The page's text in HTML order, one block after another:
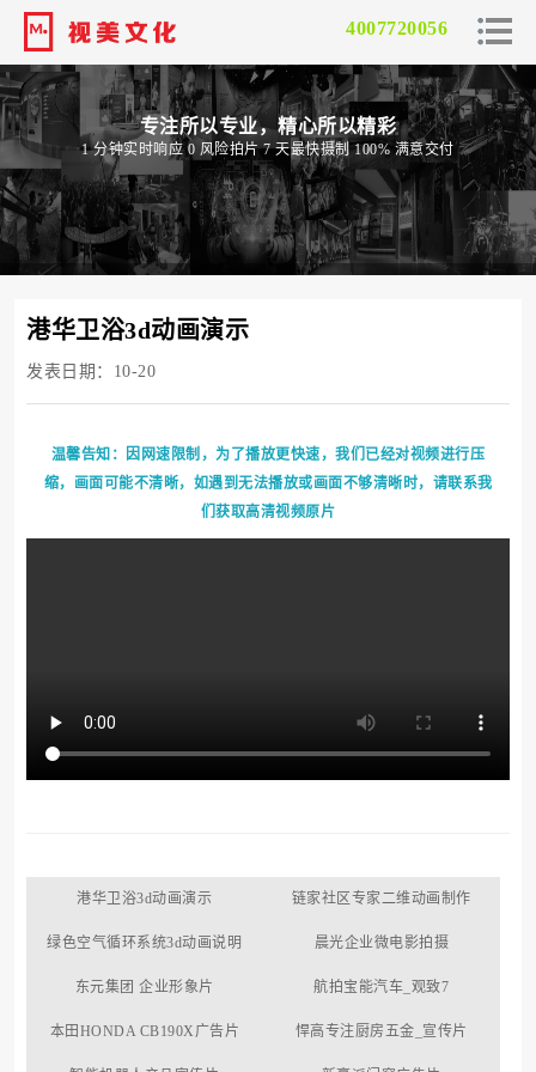
4007720056
专注所以专业，精心所以精彩
1 分钟实时响应 0 风险拍片 7 天最快摄制 100% 满意交付
港华卫浴3d动画演示
发表日期：10-20
温馨告知：因网速限制，为了播放更快速，我们已经对视频进行压
缩，画面可能不清晰，如遇到无法播放或画面不够清晰时，请联系我
们获取高清视频原片
港华卫浴3d动画演示 链家社区专家二维动画制作
绿色空气循环系统3d动画说明 晨光企业微电影拍摄
东元集团 企业形象片 航拍宝能汽车_观致7
本田HONDA CB190X广告片 悍高专注厨房五金_宣传片